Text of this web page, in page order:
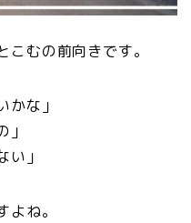
むの前向きです。
かな」
」
い」
ね。